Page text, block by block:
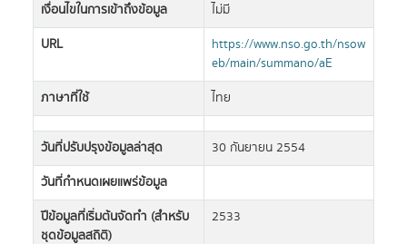
เงื่อนไขในการเข้าถึงข้อมูล
ไม่มี
URL
https://www.nso.go.th/nsow
eb/main/summano/aE
ภาษาที่ใช้
ไทย
วันที่ปรับปรุงข้อมูลล่าสุด
30 กันยายน 2554
วันที่กำหนดเผยแพร่ข้อมูล
ปีข้อมูลที่เริ่มต้นจัดทำ (สำหรับ
ชุดข้อมูลสถิติ)
2533